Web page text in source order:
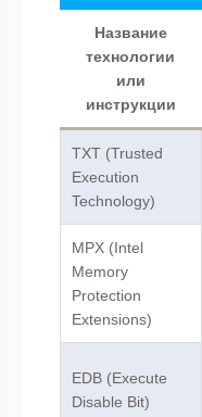
Название
технологии
или
инструкции
TXT (Trusted
Execution
Technology)
MPX (Intel
Memory
Protection
Extensions)
EDB (Execute
Disable Bit)